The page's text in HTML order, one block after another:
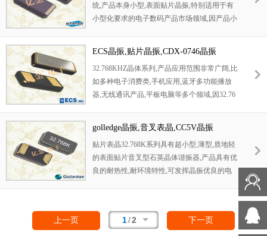
统,产品本身小型,表面贴片晶振,特别适用于有
小型化要求的电子数码产品市场领域,因产品小
ECS晶振,贴片晶振,CDX-0746晶振
32.768KHZ晶体系列,产品应用范围非常广阔,比
如多种电子消费类,手机应用,蓝牙多功能播放
器,无线通讯产品,平板电脑等多个领域,因32.76
golledge晶振,音叉表晶,CC5V晶振
贴片表晶32.768K系列具有超小型,薄型,质地轻
的表面贴片音叉型石英晶体谐振器,产品具有优
良的耐热性,耐环境特性,可发挥晶振优良的电
上一页 1/2 下一页